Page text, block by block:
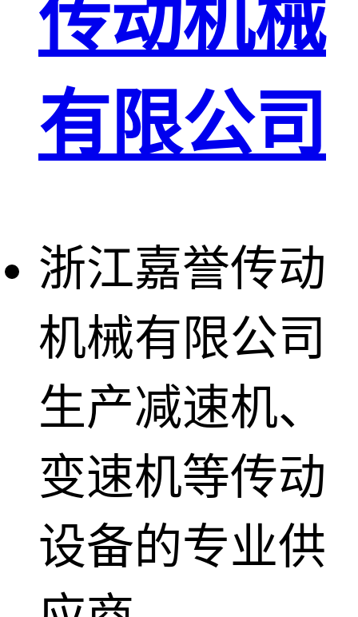
传动机械
有限公司
浙江嘉誉传动
机械有限公司
生产减速机、
变速机等传动
设备的专业供